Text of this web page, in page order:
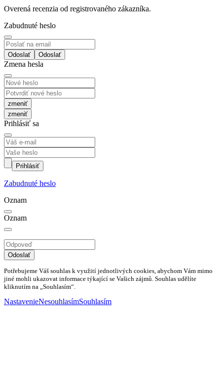
Overená recenzia od registrovaného zákazníka.
Zabudnuté heslo
Odoslať
Zmena hesla
zmeniť
Prihlásiť sa
Prihlásiť
Zabudnuté heslo
Oznam
Oznam
Odoslať
Potřebujeme Váš souhlas k využití jednotlivých cookies, abychom Vám mimo
jiné mohli ukazovat informace týkající se Vašich zájmů. Souhlas udělíte
kliknutím na „Souhlasím“.
NastavenieNesouhlasímSouhlasím